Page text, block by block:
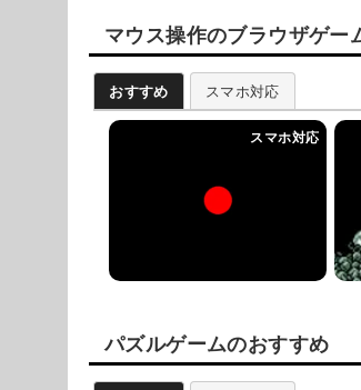
マウス操作のブラウザゲー
おすすめ スマホ対応
パズルゲームのおすすめ